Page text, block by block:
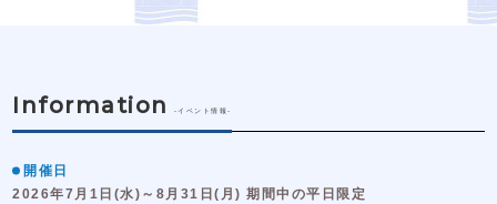
Information -イベント情報-
開催日
2026年7月1日(水)～8月31日(月) 期間中の平日限定